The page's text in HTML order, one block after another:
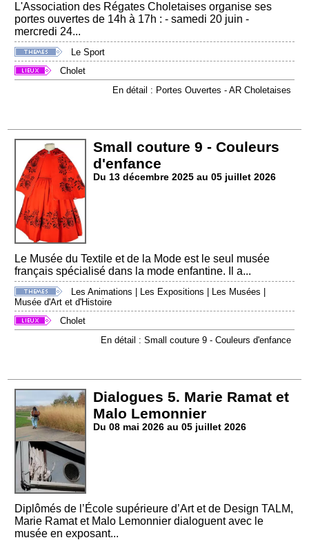
L'Association des Régates Choletaises organise ses
portes ouvertes de 14h à 17h : - samedi 20 juin -
mercredi 24...
Le Sport
Cholet
En détail : Portes Ouvertes - AR Choletaises
Small couture 9 - Couleurs
d'enfance
Du 13 décembre 2025 au 05 juillet 2026
Le Musée du Textile et de la Mode est le seul musée
français spécialisé dans la mode enfantine. Il a...
Les Animations | Les Expositions | Les Musées |
Musée d'Art et d'Histoire
Cholet
En détail : Small couture 9 - Couleurs d'enfance
Dialogues 5. Marie Ramat et
Malo Lemonnier
Du 08 mai 2026 au 05 juillet 2026
Diplômés de l’École supérieure d’Art et de Design TALM,
Marie Ramat et Malo Lemonnier dialoguent avec le
musée en exposant...